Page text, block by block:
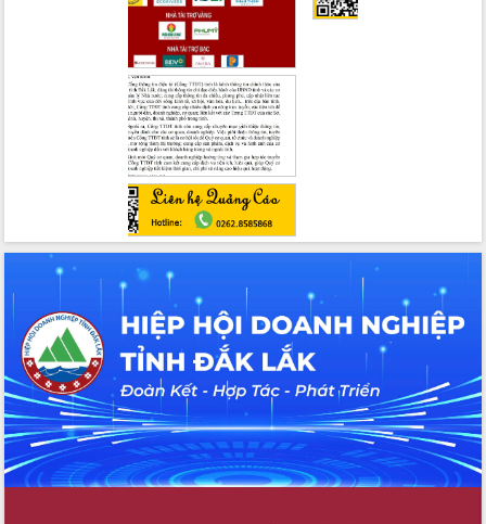
trong phòng chống tảo hôn và hôn
Nông sản Tây Nguyên thu hút doanh
Đắk Lắk định vị thương hiệu du lịch
“Biển – Rừng – Cà phê” trong không
Hội nghị chia sẻ kinh nghiệm, chuyển
giao kỹ thuật y tế, định hướng phát
triển chuyên sâu đến 2030
Chuyển đổi số mở ra không gian phát
triển trong lĩnh vực văn hóa, du lịch
Công bố quyết định của Ban Thường
vụ Tỉnh ủy về công tác cán bộ.
Thủ tướng Phạm Minh Chính: Khẩn
trương tái thiết cuộc sống người dân
sau thiên tai
Tập trung nâng cao chất lượng, tổ
chức sản xuất sầu riêng theo hướng
bền vững
Đẩy nhanh công tác khắc phục, ổn